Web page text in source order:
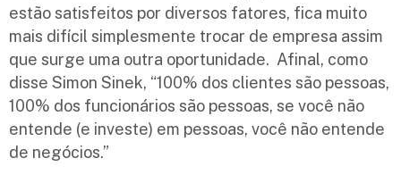
estão satisfeitos por diversos fatores, fica muito
mais difícil simplesmente trocar de empresa assim
que surge uma outra oportunidade. Afinal, como
disse Simon Sinek, “100% dos clientes são pessoas,
100% dos funcionários são pessoas, se você não
entende (e investe) em pessoas, você não entende
de negócios.”